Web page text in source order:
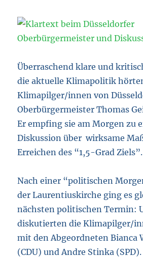
Überraschend klare und
die aktuelle Klimapolitik
Klimapilger/innen von
Oberbürgermeister Thomas
Er empfing sie am Morgen zu
Diskussion über wirksame
Erreichen des “1,5-Grad Ziels”.
Nach einer “politischen
der Laurentiuskirche ging es
nächsten politischen Termin:
diskutierten die Klimapilger/
mit den Abgeordneten Bianca
(CDU) und Andre Stinka